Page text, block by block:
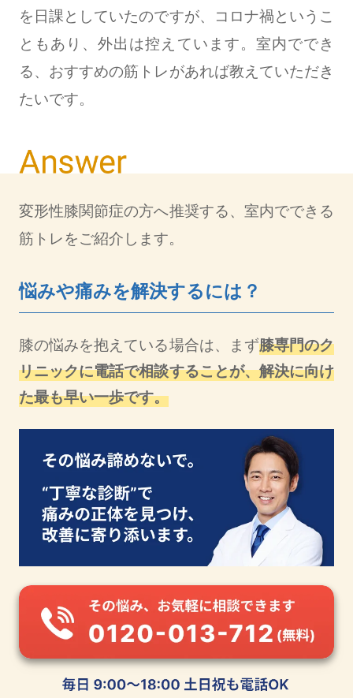
を日課としていたのですが、コロナ禍というこ
ともあり、外出は控えています。室内ででき
る、おすすめの筋トレがあれば教えていただき
たいです。
変形性膝関節症の方へ推奨する、室内でできる
筋トレをご紹介します。
悩みや痛みを解決するには？
膝の悩みを抱えている場合は、まず膝専門のク
リニックに電話で相談することが、解決に向け
た最も早い一歩です。